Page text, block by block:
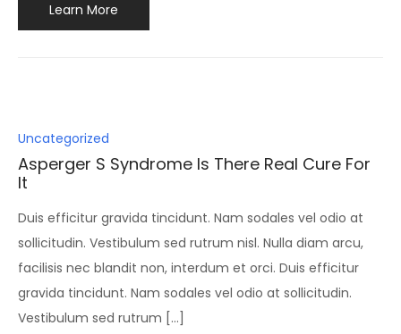
Learn More
Posted
in
Uncategorized
Asperger S Syndrome Is There Real Cure For
It
Duis efficitur gravida tincidunt. Nam sodales vel odio at
sollicitudin. Vestibulum sed rutrum nisl. Nulla diam arcu,
facilisis nec blandit non, interdum et orci. Duis efficitur
gravida tincidunt. Nam sodales vel odio at sollicitudin.
Vestibulum sed rutrum […]